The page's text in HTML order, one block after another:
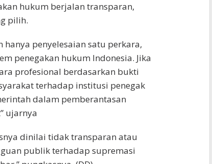
hukum berjalan transparan,
pilih.
hanya penyelesaian satu perkara,
penegakan hukum Indonesia. Jika
profesional berdasarkan bukti
terhadap institusi penegak
dalam pemberantasan
ujarnya
dinilai tidak transparan atau
publik terhadap supremasi